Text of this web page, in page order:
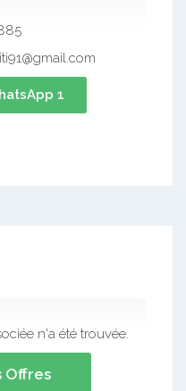
1
n'a été trouvée.
Offres